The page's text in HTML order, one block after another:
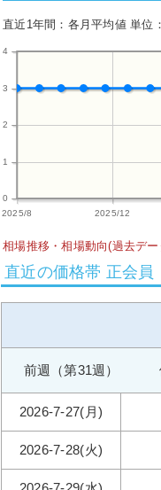
直近1年間：各月平均値 単位
2025/8 2025/12
0
1
2
3
4
相場推移・相場動向(過去デ
直近の価格帯 正会員
前週（第31週） 価
2026-7-27(月)
2026-7-28(火)